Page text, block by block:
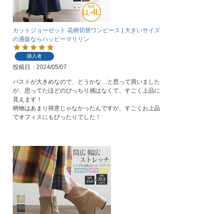
カットジョーゼット 花柄切替ワンピース | 大きいサイズ
の通販ならハッピーマリリン
購入者
投稿日 2024/05/07
バストが大きめなので、どうかな…と思って買いました
が、思ってたほどのぴっちり感はなくて、すごく上品に
見えます！
柄物はあまり得意じゃなかったんですが、すごくお上品
でオフィスにもぴったりでした！